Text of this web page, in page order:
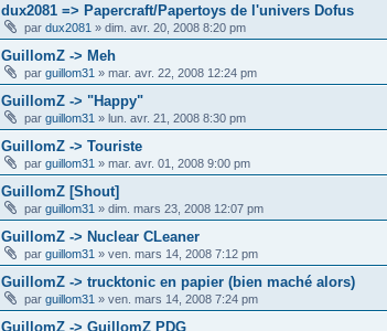
dux2081 => Papercraft/Papertoys de l'univers Dofus
par dux2081 » dim. avr. 20, 2008 8:20 pm
GuillomZ -> Meh
par guillom31 » mar. avr. 22, 2008 12:24 pm
GuillomZ -> "Happy"
par guillom31 » lun. avr. 21, 2008 8:30 pm
GuillomZ -> Touriste
par guillom31 » mar. avr. 01, 2008 9:00 pm
GuillomZ [Shout]
par guillom31 » dim. mars 23, 2008 12:07 pm
GuillomZ -> Nuclear CLeaner
par guillom31 » ven. mars 14, 2008 7:12 pm
GuillomZ -> trucktonic en papier (bien maché alors)
par guillom31 » ven. mars 14, 2008 7:24 pm
GuillomZ -> GuillomZ PDG